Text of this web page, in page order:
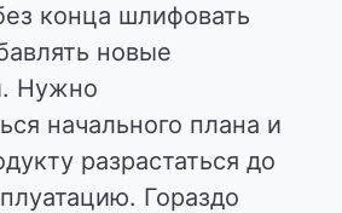
конца шлифовать
новые
Нужно
начального плана и
разрастаться до
Гораздо